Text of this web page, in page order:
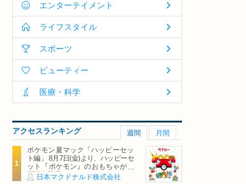
エンターテイメント
ライフスタイル
スポーツ
ビューティー
医療・科学
アクセスランキング 週間 月間
ポケモン夏マック「ハッピーセッ
ト編」 8月7日(金)より、ハッピーセ
ット『ポケモン』のおもちゃが期
間限定登場
日本マクドナルド株式会社